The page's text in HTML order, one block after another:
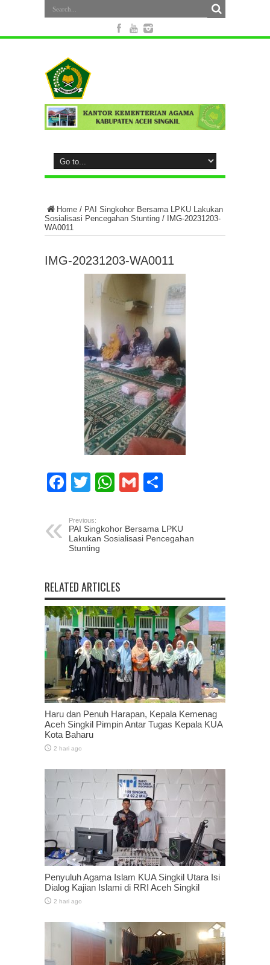
Home / PAI Singkohor Bersama LPKU Lakukan
Sosialisasi Pencegahan Stunting /
IMG-20231203-
WA0011
IMG-20231203-WA0011
Facebook
TwitterWhatsApp
Gmail
Previous:
PAI Singkohor Bersama LPKU
Lakukan Sosialisasi Pencegahan
Stunting
RELATED ARTICLES
Haru dan Penuh Harapan, Kepala Kemenag
Aceh Singkil Pimpin Antar Tugas Kepala KUA
Kota Baharu
2 hari ago
Penyuluh Agama Islam KUA Singkil Utara Isi
Dialog Kajian Islami di RRI Aceh Singkil
2 hari ago